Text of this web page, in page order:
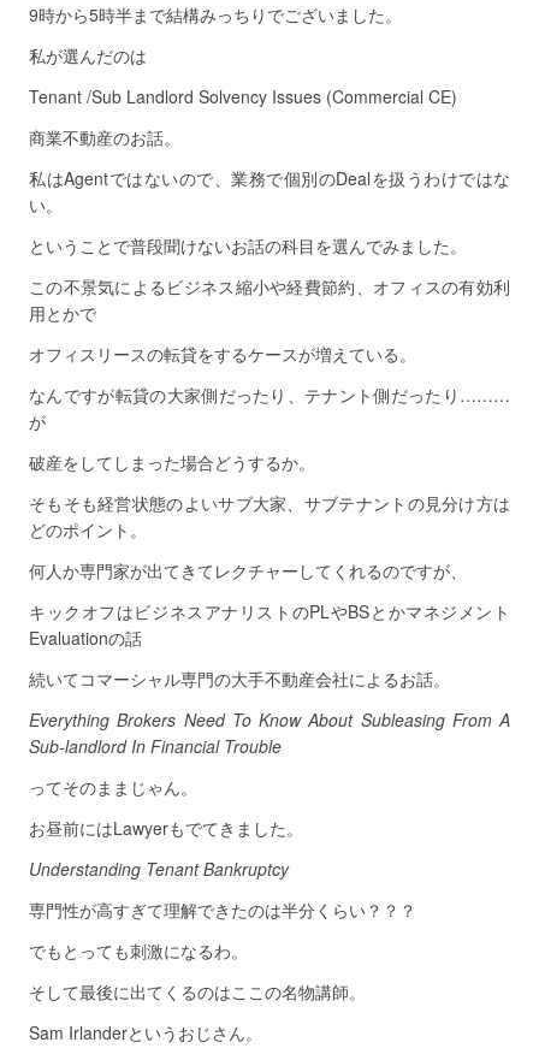
9時から5時半まで結構みっちりでございました。
私が選んだのは
Tenant /Sub Landlord Solvency Issues (Commercial CE)
商業不動産のお話。
私はAgentではないので、業務で個別のDealを扱うわけではな
い。
ということで普段聞けないお話の科目を選んでみました。
この不景気によるビジネス縮小や経費節約、オフィスの有効利
用とかで
オフィスリースの転貸をするケースが増えている。
なんですが転貸の大家側だったり、テナント側だったり………
が
破産をしてしまった場合どうするか。
そもそも経営状態のよいサブ大家、サブテナントの見分け方は
どのポイント。
何人か専門家が出てきてレクチャーしてくれるのですが、
キックオフはビジネスアナリストのPLやBSとかマネジメント
Evaluationの話
続いてコマーシャル専門の大手不動産会社によるお話。
Everything Brokers Need To Know About Subleasing From A
Sub-landlord In Financial Trouble
ってそのままじゃん。
お昼前にはLawyerもでてきました。
Understanding Tenant Bankruptcy
専門性が高すぎて理解できたのは半分くらい？？？
でもとっても刺激になるわ。
そして最後に出てくるのはここの名物講師。
Sam Irlanderというおじさん。